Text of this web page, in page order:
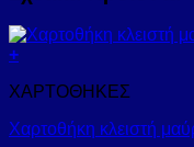
+
ΧΑΡΤΟΘΗΚΕΣ
Χαρτοθήκη κλειστή